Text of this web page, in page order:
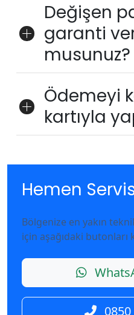
Değişen
garanti
musunuz?
Ödemeyi
kartıyla
Hemen
Bölgenize en yakın
için aşağıdaki